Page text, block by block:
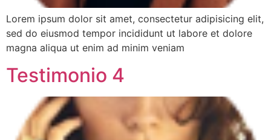
Lorem ipsum dolor sit amet, consectetur adipisicing elit,
sed do eiusmod tempor incididunt ut labore et dolore
magna aliqua ut enim ad minim veniam
Testimonio 4